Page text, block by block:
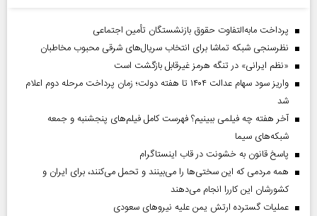
پرداخت مابه‌التفاوت حقوق بازنشستگان تأمین اجتماعی
نظرسنجی شبکه تماشا برای انتخاب سریال‌های شرقی محبوب مخاطبان
«نظم ایرانی» در تنگه هرمز غیرقابل بازگشت است
واریز سود سهام عدالت ۱۴۰۴ تا هفته دولت؛ زمان پرداخت مرحله دوم اعلام
شد
آخر هفته چه فیلمی ببینیم؟ فهرست کامل فیلم‌های پنجشنبه و جمعه
شبکه‌های سیما
پاسخ قانون به خشونت در قاب اینستاگرام
همه مردمی که این سختی‌ها را می‌بینند و تحمل می‌کنند، برای ایران و
کشورشان این کاررا انجام می‌دهند
عملیات گسترده ارتش یمن علیه نیروهای سعودی